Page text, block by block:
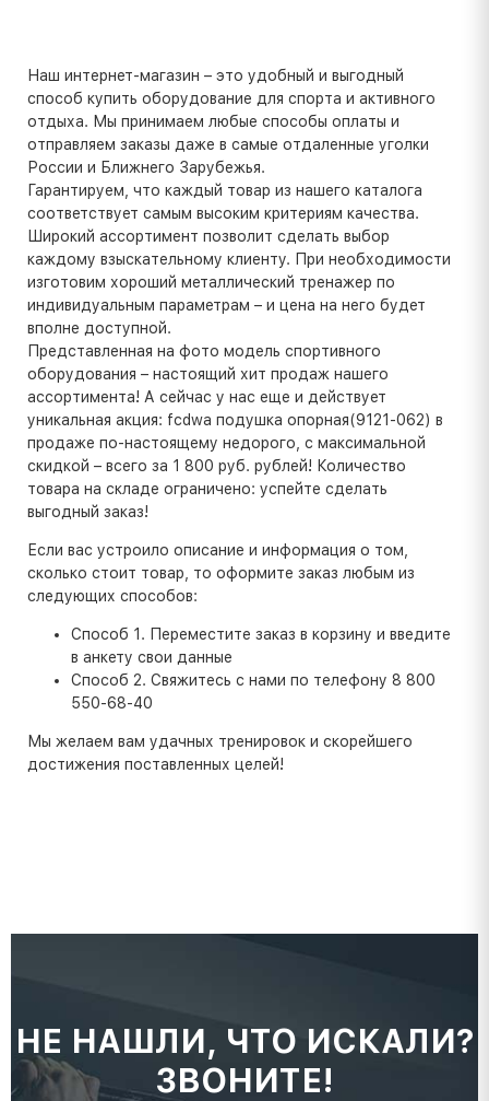
Наш интернет-магазин – это удобный и выгодный
способ купить оборудование для спорта и активного
отдыха. Мы принимаем любые способы оплаты и
отправляем заказы даже в самые отдаленные уголки
России и Ближнего Зарубежья.
Гарантируем, что каждый товар из нашего каталога
соответствует самым высоким критериям качества.
Широкий ассортимент позволит сделать выбор
каждому взыскательному клиенту. При необходимости
изготовим хороший металлический тренажер по
индивидуальным параметрам – и цена на него будет
вполне доступной.
Представленная на фото модель спортивного
оборудования – настоящий хит продаж нашего
ассортимента! А сейчас у нас еще и действует
уникальная акция: fcdwa подушка опорная(9121-062) в
продаже по-настоящему недорого, с максимальной
скидкой – всего за 1 800 руб. рублей! Количество
товара на складе ограничено: успейте сделать
выгодный заказ!
Если вас устроило описание и информация о том,
сколько стоит товар, то оформите заказ любым из
следующих способов:
Способ 1. Переместите заказ в корзину и введите
в анкету свои данные
Способ 2. Свяжитесь с нами по телефону 8 800
550-68-40
Мы желаем вам удачных тренировок и скорейшего
достижения поставленных целей!
НЕ НАШЛИ, ЧТО ИСКАЛИ?
ЗВОНИТЕ!